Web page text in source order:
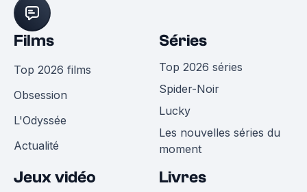
Films
Top 2026 films
Obsession
L'Odyssée
Actualité
Séries
Top 2026 séries
Spider-Noir
Lucky
Les nouvelles séries du
moment
Jeux vidéo Livres